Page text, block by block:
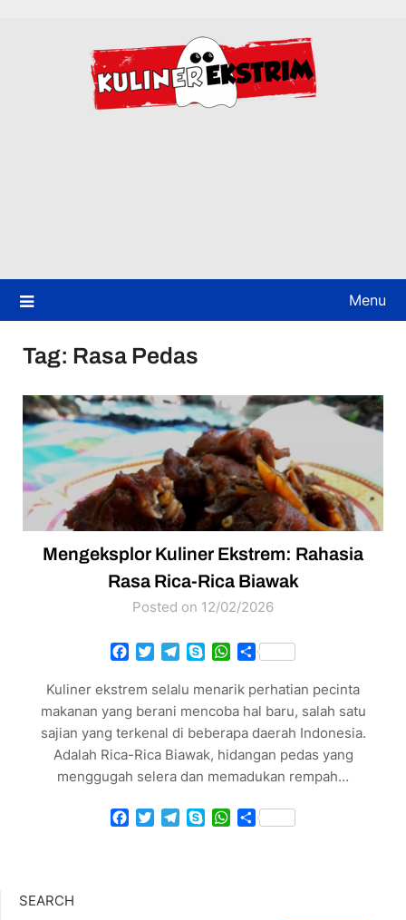
Menu
Tag: Rasa Pedas
Mengeksplor Kuliner Ekstrem: Rahasia
Rasa Rica-Rica Biawak
Posted on 12/02/2026
Facebook
TwitterTelegram
SkypeWhatsApp
Share
Kuliner ekstrem selalu menarik perhatian pecinta
makanan yang berani mencoba hal baru, salah satu
sajian yang terkenal di beberapa daerah Indonesia.
Adalah Rica-Rica Biawak, hidangan pedas yang
menggugah selera dan memadukan rempah…
Facebook
TwitterTelegram
SkypeWhatsApp
Share
SEARCH